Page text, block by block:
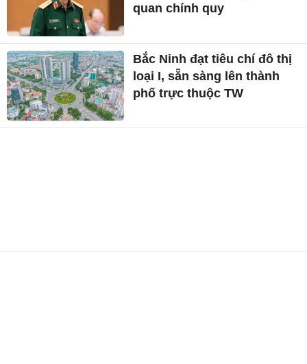
quan chính quy
Bắc Ninh đạt tiêu chí đô thị
loại I, sẵn sàng lên thành
phố trực thuộc TW